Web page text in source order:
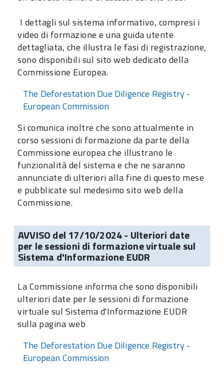
I dettagli sul sistema informativo, compresi i
video di formazione e una guida utente
dettagliata, che illustra le fasi di registrazione,
sono disponibili sul sito web dedicato della
Commissione Europea.
The Deforestation Due Diligence Registry -
European Commission
Si comunica inoltre che sono attualmente in
corso sessioni di formazione da parte della
Commissione europea che illustrano le
funzionalità del sistema e che ne saranno
annunciate di ulteriori alla fine di questo mese
e pubblicate sul medesimo sito web della
Commissione.
AVVISO del 17/10/2024 - Ulteriori date
per le sessioni di formazione virtuale sul
Sistema d'Informazione EUDR
La Commissione informa che sono disponibili
ulteriori date per le sessioni di formazione
virtuale sul Sistema d'Informazione EUDR
sulla pagina web
The Deforestation Due Diligence Registry -
European Commission